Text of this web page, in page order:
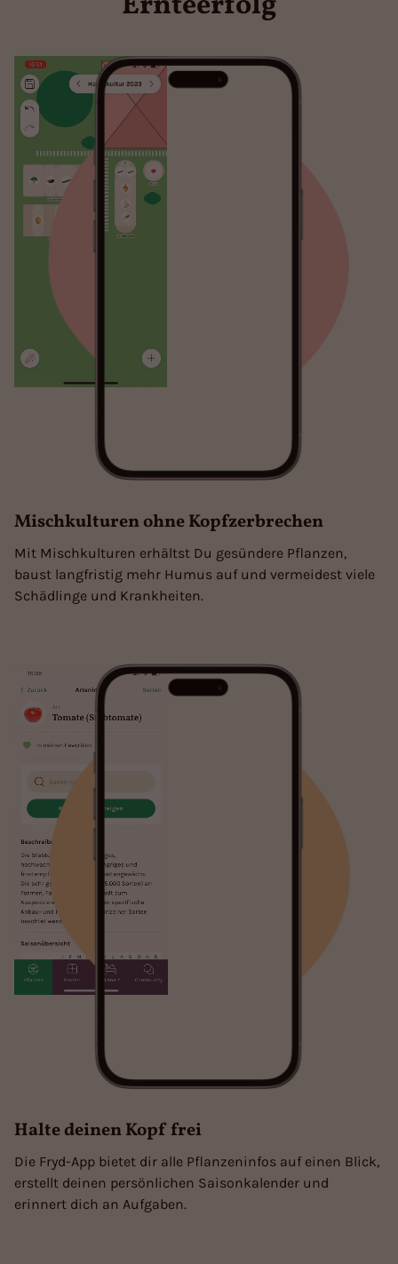
Mischkulturen ohne Kopfzerbrechen
Mit Mischkulturen erhältst Du gesündere Pflanzen,
baust langfristig mehr Humus auf und vermeidest viele
Schädlinge und Krankheiten.
Halte deinen Kopf frei
Die Fryd-App bietet dir alle Pflanzeninfos auf einen Blick,
erstellt deinen persönlichen Saisonkalender und
erinnert dich an Aufgaben.